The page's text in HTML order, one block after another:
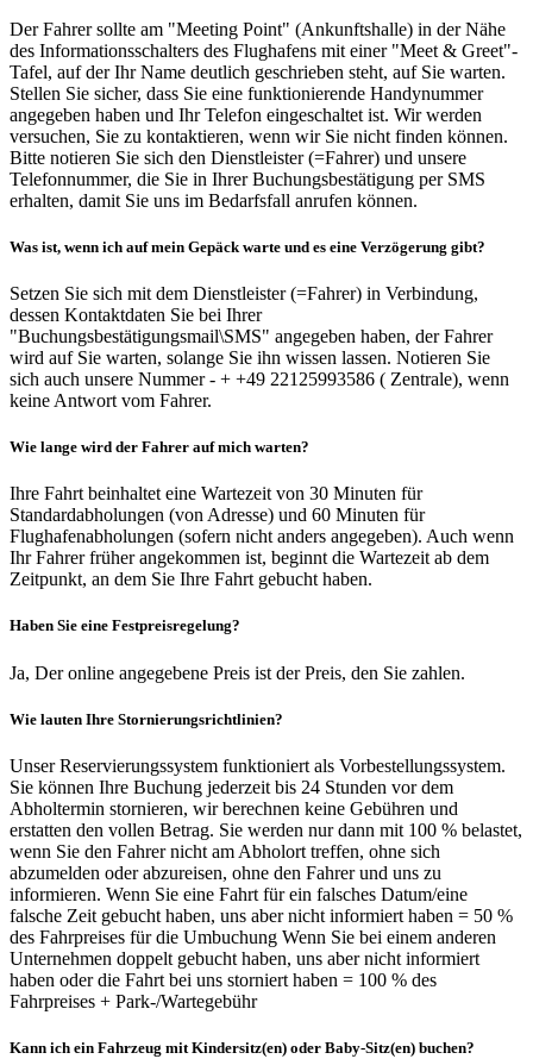
Der Fahrer sollte am "Meeting Point" (Ankunftshalle) in der Nähe
des Informationsschalters des Flughafens mit einer "Meet & Greet"-
Tafel, auf der Ihr Name deutlich geschrieben steht, auf Sie warten.
Stellen Sie sicher, dass Sie eine funktionierende Handynummer
angegeben haben und Ihr Telefon eingeschaltet ist. Wir werden
versuchen, Sie zu kontaktieren, wenn wir Sie nicht finden können.
Bitte notieren Sie sich den Dienstleister (=Fahrer) und unsere
Telefonnummer, die Sie in Ihrer Buchungsbestätigung per SMS
erhalten, damit Sie uns im Bedarfsfall anrufen können.
Was ist, wenn ich auf mein Gepäck warte und es eine Verzögerung gibt?
Setzen Sie sich mit dem Dienstleister (=Fahrer) in Verbindung,
dessen Kontaktdaten Sie bei Ihrer
"Buchungsbestätigungsmail\SMS" angegeben haben, der Fahrer
wird auf Sie warten, solange Sie ihn wissen lassen. Notieren Sie
sich auch unsere Nummer - + +49 22125993586 ( Zentrale), wenn
keine Antwort vom Fahrer.
Wie lange wird der Fahrer auf mich warten?
Ihre Fahrt beinhaltet eine Wartezeit von 30 Minuten für
Standardabholungen (von Adresse) und 60 Minuten für
Flughafenabholungen (sofern nicht anders angegeben). Auch wenn
Ihr Fahrer früher angekommen ist, beginnt die Wartezeit ab dem
Zeitpunkt, an dem Sie Ihre Fahrt gebucht haben.
Haben Sie eine Festpreisregelung?
Ja, Der online angegebene Preis ist der Preis, den Sie zahlen.
Wie lauten Ihre Stornierungsrichtlinien?
Unser Reservierungssystem funktioniert als Vorbestellungssystem.
Sie können Ihre Buchung jederzeit bis 24 Stunden vor dem
Abholtermin stornieren, wir berechnen keine Gebühren und
erstatten den vollen Betrag. Sie werden nur dann mit 100 % belastet,
wenn Sie den Fahrer nicht am Abholort treffen, ohne sich
abzumelden oder abzureisen, ohne den Fahrer und uns zu
informieren. Wenn Sie eine Fahrt für ein falsches Datum/eine
falsche Zeit gebucht haben, uns aber nicht informiert haben = 50 %
des Fahrpreises für die Umbuchung Wenn Sie bei einem anderen
Unternehmen doppelt gebucht haben, uns aber nicht informiert
haben oder die Fahrt bei uns storniert haben = 100 % des
Fahrpreises + Park-/Wartegebühr
Kann ich ein Fahrzeug mit Kindersitz(en) oder Baby-Sitz(en) buchen?